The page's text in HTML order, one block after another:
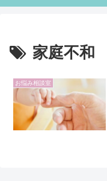
家庭不和
お悩み相談室